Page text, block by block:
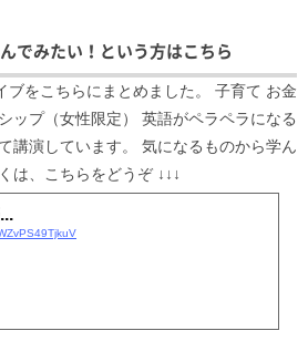
でみたい！という方はこちら
ブをこちらにまとめました。 子育て お金
ップ（女性限定） 英語がペラペラになる
講演しています。 気になるものから学ん
は、こちらをどうぞ ↓↓↓